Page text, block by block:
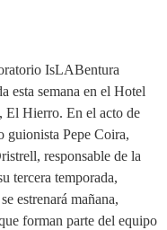
IsLABentura
esta semana en el Hotel
El Hierro. En el acto de
guionista Pepe Coira,
responsable de la
tercera temporada,
estrenará mañana,
forman parte del equipo